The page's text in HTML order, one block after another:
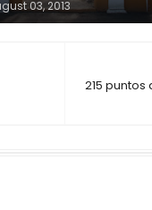
03, 2013
215